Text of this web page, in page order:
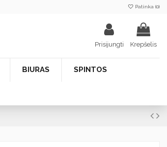
Patinka (0)
Prisijungti Krepšelis
BIURAS SPINTOS